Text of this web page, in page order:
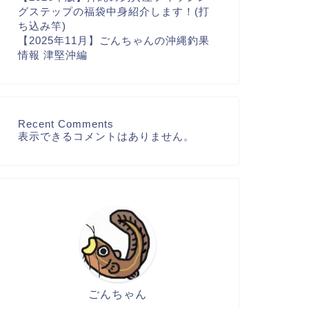
グステップの福袋中身紹介します！(打
ち込み竿)
【2025年11月】ごんちゃんの沖縄釣果
情報 津堅沖編
Recent Comments
表示できるコメントはありません。
ごんちゃん